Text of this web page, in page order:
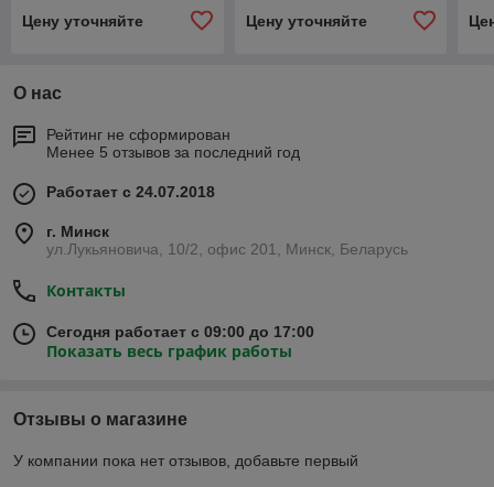
Цену уточняйте
Цену уточняйте
О нас
Рейтинг не сформирован
Менее 5 отзывов за последний год
Работает с 24.07.2018
г. Минск
ул.Лукьяновича, 10/2, офис 201, Минск, Беларусь
Контакты
Сегодня работает с 09:00 до 17:00
Показать весь график работы
Отзывы о магазине
У компании пока нет отзывов, добавьте первый